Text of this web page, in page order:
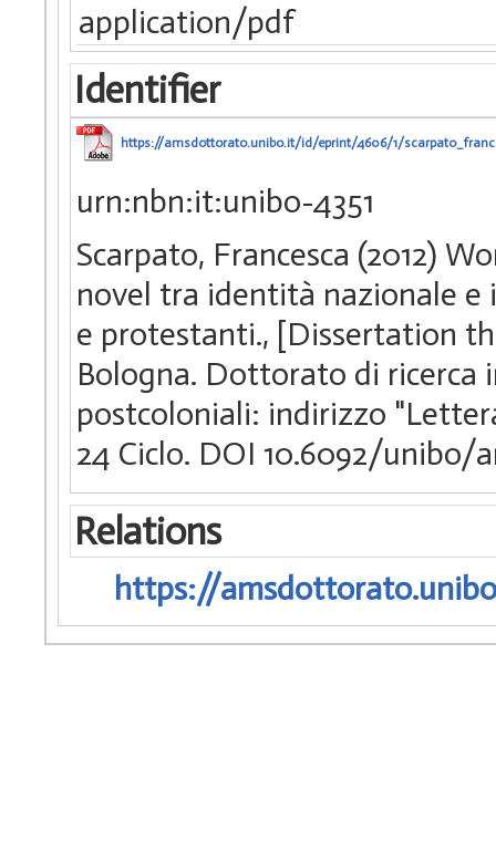
application/pdf
Identifier
https://amsdottorato.unibo.it/id/eprint/4606/1/
urn:nbn:it:unibo-4351
Scarpato, Francesca (2012)
novel tra identità nazionale
e protestanti., [Dissertation
Bologna. Dottorato di ricerca
postcoloniali: indirizzo
24 Ciclo. DOI 10.6092/
Relations
https://